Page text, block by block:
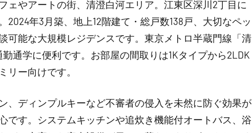
ェやアートの街、清澄白河エリア。江東区深川2丁目に
年3月築、地上12階建て・総戸数138戸、大切なペッ
可能な大規模レジデンスです。東京メトロ半蔵門線「清
通学に便利です。お部屋の間取りは1Kタイプから2LDK
リー向けです。
、ディンプルキーなど不審者の侵入を未然に防ぐ効果が
です。システムキッチンや追炊き機能付オートバス、浴